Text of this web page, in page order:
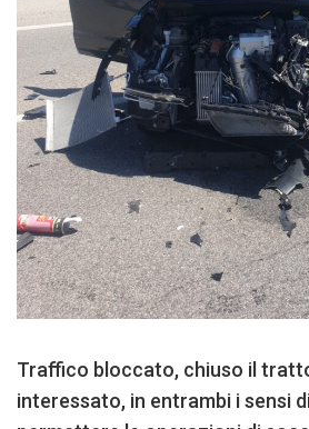
Traffico bloccato, chiuso il
interessato, in entrambi i sensi